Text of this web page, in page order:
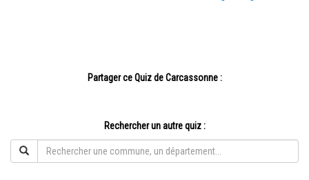
Partager ce Quiz de Carcassonne :
Rechercher un autre quiz :